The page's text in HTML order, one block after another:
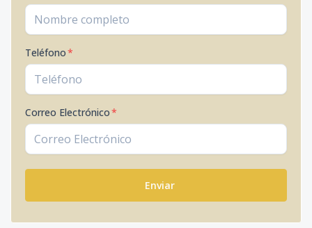
Teléfono*
Correo Electrónico*
Enviar